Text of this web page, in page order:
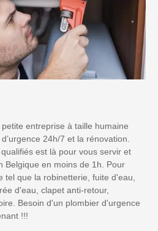
entreprise à taille humaine
24h/7 et la rénovation.
est là pour vous servir et
Belgique en moins de 1h. Pour
tel que la robinetterie, fuite d'eau,
d'eau, clapet anti-retour,
Besoin d'un plombier d'urgence
!!!